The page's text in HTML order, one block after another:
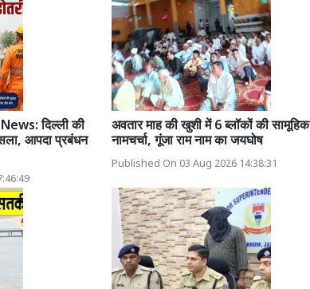
दिल्ली की
आपदा प्रबंधन
अवतार माह की खुशी में 6 ब्लॉकों की सामूहिक
नामचर्चा, गूंजा राम नाम का जयघोष
Published On 03 Aug 2026 14:38:31